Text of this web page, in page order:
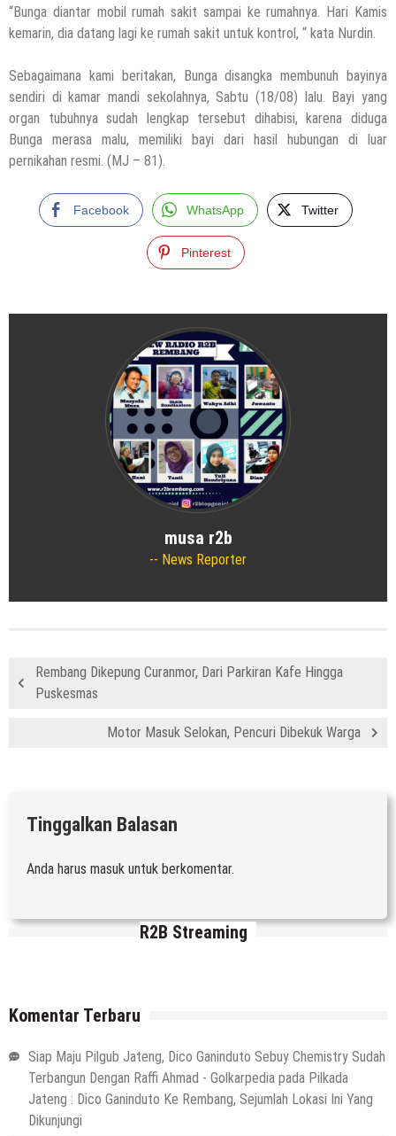
“Bunga diantar mobil rumah sakit sampai ke rumahnya. Hari Kamis
kemarin, dia datang lagi ke rumah sakit untuk kontrol, “ kata Nurdin.
Sebagaimana kami beritakan, Bunga disangka membunuh bayinya
sendiri di kamar mandi sekolahnya, Sabtu (18/08) lalu. Bayi yang
organ tubuhnya sudah lengkap tersebut dihabisi, karena diduga
Bunga merasa malu, memiliki bayi dari hasil hubungan di luar
pernikahan resmi. (MJ – 81).
Facebook WhatsApp Twitter
Pinterest
musa r2b
News Reporter
Rembang Dikepung Curanmor, Dari Parkiran Kafe Hingga
Puskesmas
Motor Masuk Selokan, Pencuri Dibekuk Warga
Tinggalkan Balasan
Anda harus masuk untuk berkomentar.
R2B Streaming
Komentar Terbaru
Siap Maju Pilgub Jateng, Dico Ganinduto Sebuy Chemistry Sudah
Terbangun Dengan Raffi Ahmad - Golkarpedia pada Pilkada
Jateng : Dico Ganinduto Ke Rembang, Sejumlah Lokasi Ini Yang
Dikunjungi